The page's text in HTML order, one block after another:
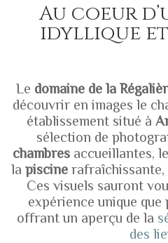
Au coeur
idyllique
Le domaine de la
découvrir en images le
établissement situé à
sélection de
chambres accueillantes, le
la piscine rafraîchissante,
Ces visuels sauront
expérience unique que
offrant un aperçu de la
des